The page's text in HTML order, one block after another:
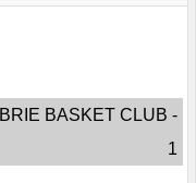
BRIE BASKET CLUB -
1